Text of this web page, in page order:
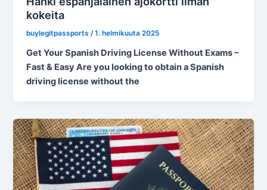
kokeita
buylegitpassports/1. helmikuuta 2025
Get Your Spanish Driving License Without Exams –
Fast & Easy Are you looking to obtain a Spanish
driving license without the